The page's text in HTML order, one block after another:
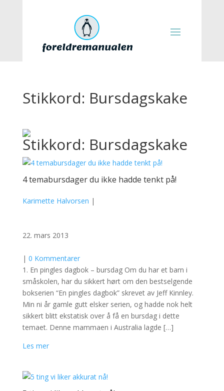
Stikkord: Bursdagskake
Stikkord: Bursdagskake
4 temabursdager du ikke hadde tenkt på!
Karimette Halvorsen |
22. mars 2013
| 0 Kommentarer
1. En pingles dagbok – bursdag Om du har et barn i
småskolen, har du sikkert hørt om den bestselgende
bokserien “En pingles dagbok” skrevet av Jeff Kinnley.
Min ni år gamle gutt elsker serien, og hadde nok helt
sikkert blitt ekstatisk over å få en bursdag i dette
temaet. Denne mammaen i Australia lagde […]
Les mer